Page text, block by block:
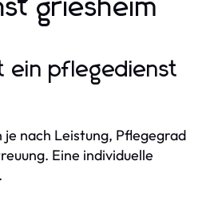
griesheim
ein pflegedienst
nach Leistung, Pflegegrad
Eine individuelle